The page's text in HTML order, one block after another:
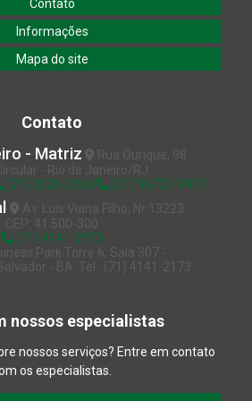
de água
obra especializada
especializada na bahia
especializada em mg
obra especializada em minas gerais
especializada no rio de janeiro
obra especializada no rj
Contato
Informações
Mapa do site
Contato
- Matriz
Rua Ourique, 98
- Rio de Janeiro/RJ
(21) 3526-2060 (21) 96721-9997
Av. Luís Viana Filho, Nr 13223
CEP: 41.500-300
(71) 4141-2173
Park Torre 6, Sala 307 -
- BA. Tel.: (71) 4141-2173
nossos especialistas
nossos serviços? Entre em contato
os especialistas.